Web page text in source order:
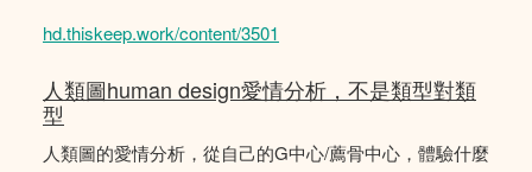
hd.thiskeep.work/content/3501
人類圖human design愛情分析，不是類型對類
型
人類圖的愛情分析，從自己的G中心/薦骨中心，體驗什麼